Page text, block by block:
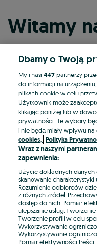
Witamy
E-mail
Hasło
Dbamy o Twoją
My i nasi447partnerzy
do informacji na
plikach cookie w celu
Użytkownik może
klikając poniżej lub w
prywatności. Te wybory
i nie będą miały wpływu na
cookies, Polityka
Wraz z naszymi
zapewnienia:
Użycie dokładnych
skanowanie
Rozumienie odbiorców
z różnych źródeł.
dostęp do nich. Pomiar
ulepszanie usług.
Tworzenie profili w celu
Wykorzystywanie
Wykorzystywanie
Pomiar efektywności